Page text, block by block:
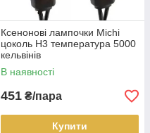
Ксенонові лампочки Michi
цоколь H3 температура 5000
кельвінів
В наявності
451 ₴/пара
Купити